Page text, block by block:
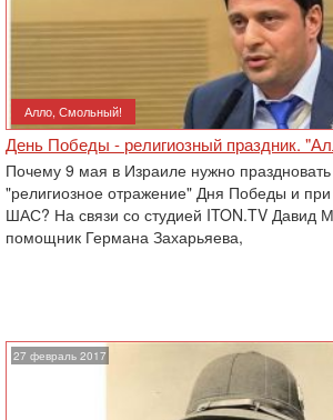
Алло, Смольный!
День Победы - религиозный праздник.
Почему 9 мая в Израиле нужно
"религиозное отражение" Дня Победы и при
ШАС? На связи со студией ITON.TV Давид
помощник Германа Захарьяева,
27 февраль 2017